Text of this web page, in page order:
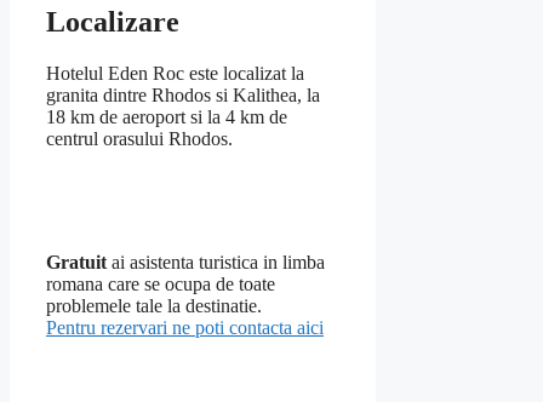
Localizare
Hotelul Eden Roc este localizat la
granita dintre Rhodos si Kalithea, la
18 km de aeroport si la 4 km de
centrul orasului Rhodos.
Gratuit ai asistenta turistica in limba
romana care se ocupa de toate
problemele tale la destinatie.
Pentru rezervari ne poti contacta aici